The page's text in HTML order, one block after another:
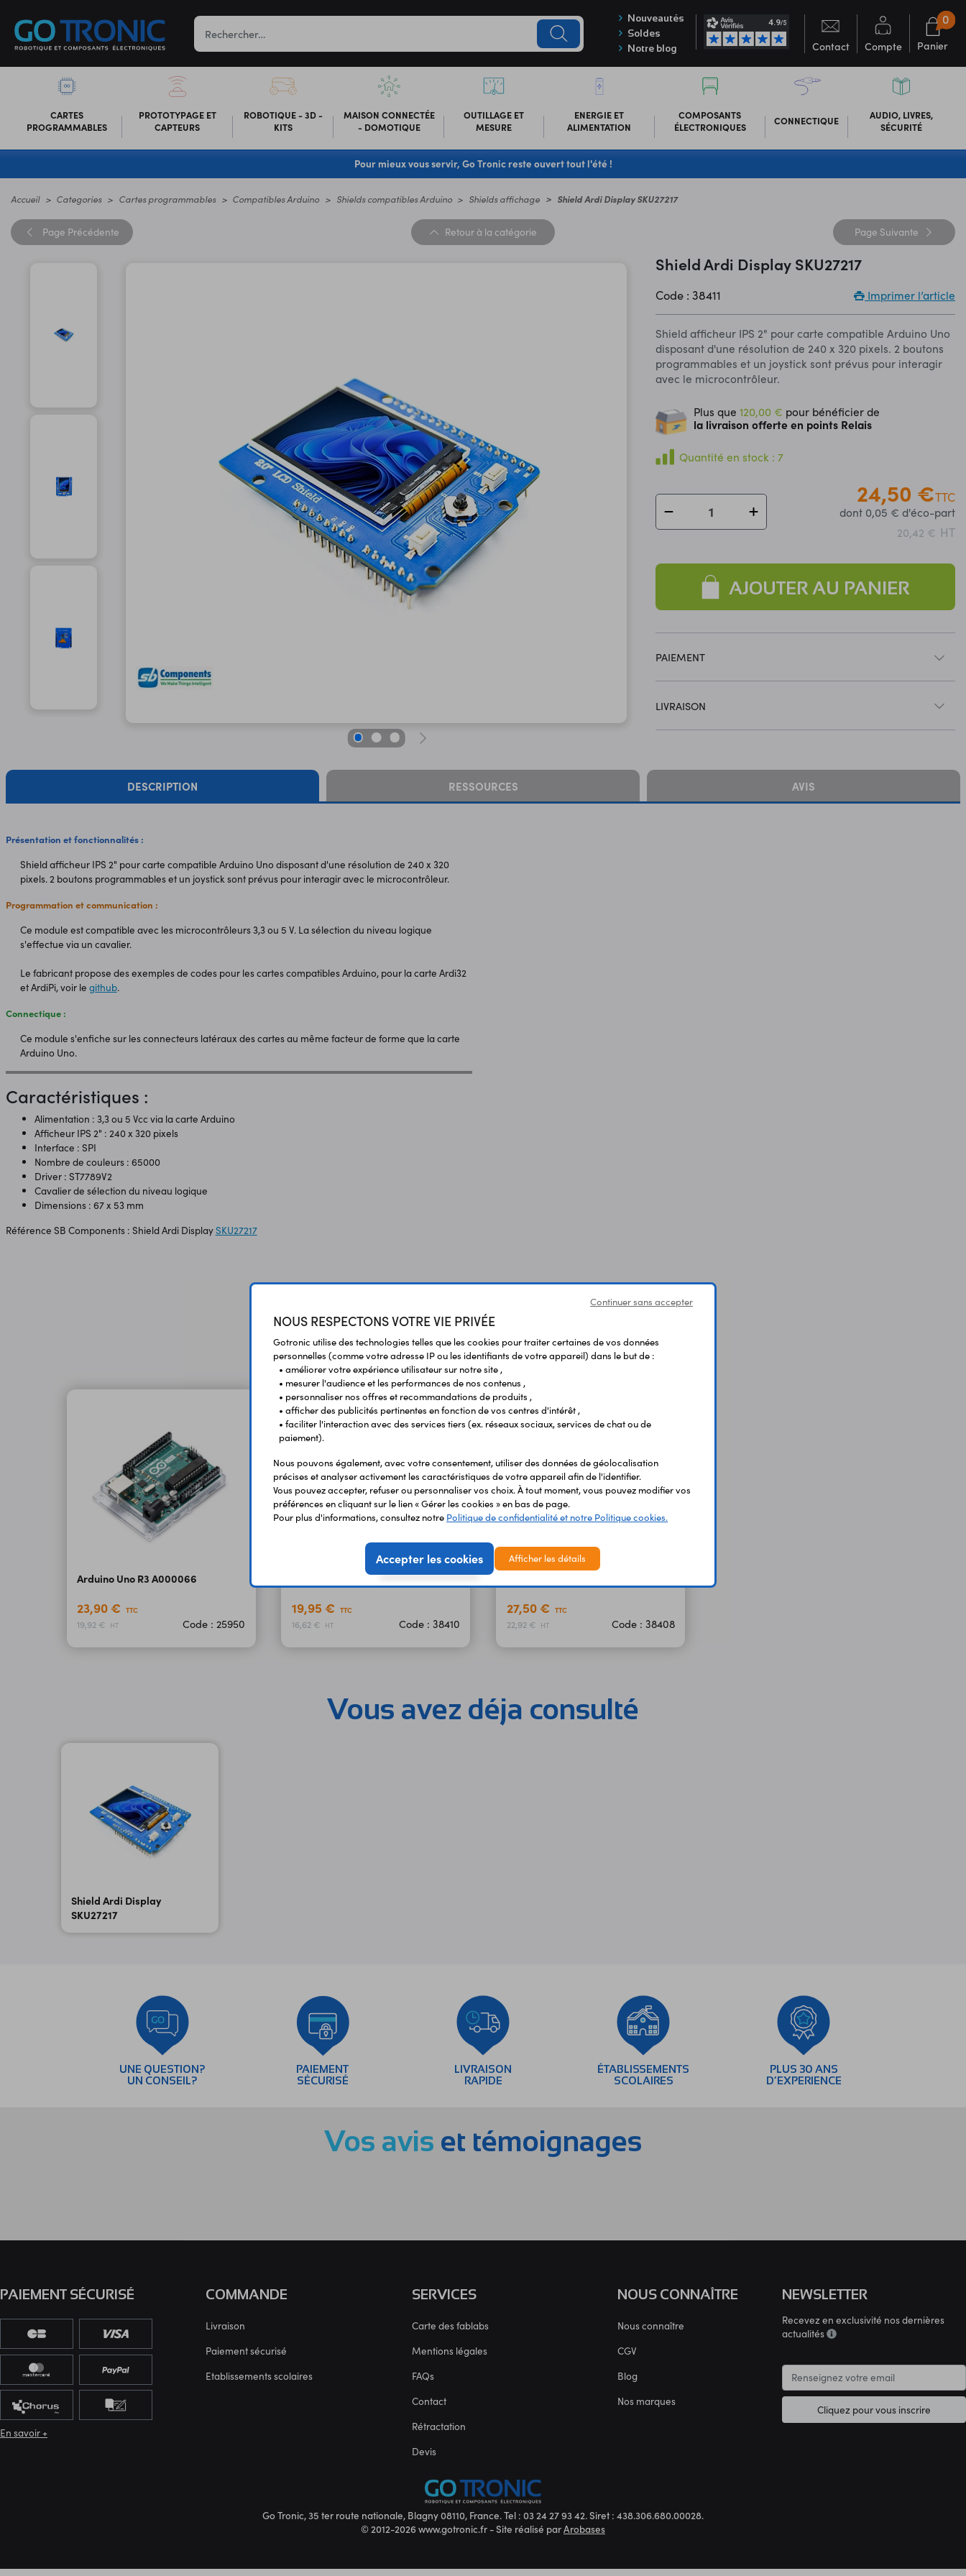
Nouveautés
Soldes
Notre blog
Contact Compte Panier
0
CARTES
PROGRAMMABLES
PROTOTYPAGE ET
CAPTEURS
ROBOTIQUE - 3D -
KITS
MAISON CONNECTÉE
- DOMOTIQUE
OUTILLAGE ET
MESURE
ENERGIE ET
ALIMENTATION
COMPOSANTS
ÉLECTRONIQUES
CONNECTIQUE
AUDIO, LIVRES,
SÉCURITÉ
Pour mieux vous servir, Go Tronic reste ouvert tout l'été !
Accueil Categories Cartes programmables Compatibles Arduino Shields compatibles Arduino Shields affichage Shield Ardi Display SKU27217
Page Précédente Retour à la catégorie Page Suivante
Shield Ardi Display SKU27217
Code : 38411 Imprimer l’article
Shield afficheur IPS 2" pour carte compatible Arduino Uno
disposant d'une résolution de 240 x 320 pixels. 2 boutons
programmables et un joystick sont prévus pour interagir
avec le microcontrôleur.
Plus que120,00 € pour bénéficier de
la livraison offerte en points Relais
Quantité en stock : 7
24,50 €TTC
dont 0,05 € d'éco-part
20,42 € HT
AJOUTER AU PANIER
PAIEMENT
LIVRAISON
DESCRIPTION RESSOURCES AVIS
Présentation et fonctionnalités :
Shield afficheur IPS 2" pour carte compatible Arduino Uno disposant d'une résolution de 240 x 320
pixels. 2 boutons programmables et un joystick sont prévus pour interagir avec le microcontrôleur.
Programmation et communication :
Ce module est compatible avec les microcontrôleurs 3,3 ou 5 V. La sélection du niveau logique
s'effectue via un cavalier.
Le fabricant propose des exemples de codes pour les cartes compatibles Arduino, pour la carte Ardi32
et ArdiPi, voir le github.
Connectique :
Ce module s'enfiche sur les connecteurs latéraux des cartes au même facteur de forme que la carte
Arduino Uno.
Caractéristiques :
Alimentation : 3,3 ou 5 Vcc via la carte Arduino
Afficheur IPS 2" : 240 x 320 pixels
Interface : SPI
Nombre de couleurs : 65000
Driver : ST7789V2
Cavalier de sélection du niveau logique
Dimensions : 67 x 53 mm
Référence SB Components : Shield Ardi DisplaySKU27217
Produits liés à cet article
Arduino Uno R3 A000066
23,90 € TTC
19,92 € HT Code : 25950
NEW
Carte Pico WiFi ArdiPi
19,95 € TTC
16,62 € HT Code : 38410
27,50 € TTC
22,92 € HT Code : 38408
Vous avez déja consulté
Shield Ardi Display
SKU27217
UNE QUESTION?
UN CONSEIL?
PAIEMENT
SÉCURISÉ
LIVRAISON
RAPIDE
ÉTABLISSEMENTS
SCOLAIRES
PLUS 30 ANS
D’EXPERIENCE
Vos avis et témoignages
COMMANDE
Livraison
Paiement sécurisé
Etablissements scolaires
SERVICES
Carte des fablabs
Mentions légales
FAQs
Contact
Rétractation
Devis
NOUS CONNAÎTRE
Nous connaître
CGV
Blog
Nos marques
NEWSLETTER
Recevez en exclusivité nos dernières
actualités
Cliquez pour vous inscrire
PAIEMENT SÉCURISÉ
En savoir +
Go Tronic, 35 ter route nationale, Blagny 08110, France. Tel : 03 24 27 93 42. Siret : 438.306.680.00028.
© 2012-2026 www.gotronic.fr - Site réalisé parArobases
Continuer sans accepter
NOUS RESPECTONS VOTRE VIE PRIVÉE
Gotronic utilise des technologies telles que les cookies pour traiter certaines de vos données
personnelles (comme votre adresse IP ou les identifiants de votre appareil) dans le but de :
• améliorer votre expérience utilisateur sur notre site ,
• mesurer l'audience et les performances de nos contenus ,
• personnaliser nos offres et recommandations de produits ,
• afficher des publicités pertinentes en fonction de vos centres d'intérêt ,
• faciliter l'interaction avec des services tiers (ex. réseaux sociaux, services de chat ou de
paiement).
Nous pouvons également, avec votre consentement, utiliser des données de géolocalisation
précises et analyser activement les caractéristiques de votre appareil afin de l'identifier.
Vous pouvez accepter, refuser ou personnaliser vos choix. À tout moment, vous pouvez modifier vos
préférences en cliquant sur le lien « Gérer les cookies » en bas de page.
Pour plus d'informations, consultez notre Politique de confidentialité et notre Politique cookies.
Accepter les cookies Afficher les détails